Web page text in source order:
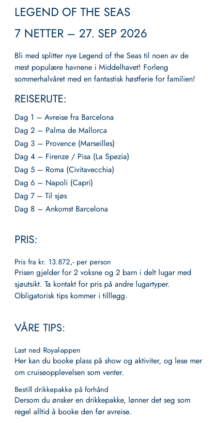
LEGEND OF THE SEAS
7 NETTER – 27. SEP 2026
Bli med splitter nye Legend of the Seas til noen av de
mest populære havnene i Middelhavet! Forleng
sommerhalvåret med en fantastisk høstferie for familien!
REISERUTE:
Dag 1 – Avreise fra Barcelona
Dag 2 – Palma de Mallorca
Dag 3 – Provence (Marseilles)
Dag 4 – Firenze / Pisa (La Spezia)
Dag 5 – Roma (Civitavecchia)
Dag 6 – Napoli (Capri)
Dag 7 – Til sjøs
Dag 8 – Ankomst Barcelona
PRIS:
Pris fra kr. 13.872,- per person
Prisen gjelder for 2 voksne og 2 barn i delt lugar med
sjøutsikt. Ta kontakt for pris på andre lugartyper.
Obligatorisk tips kommer i tilllegg.
VÅRE TIPS:
Last ned Royal-appen
Her kan du booke plass på show og aktiviter, og lese mer
om cruiseopplevelsen som venter.
Bestill drikkepakke på forhånd
Dersom du ønsker en drikkepakke, lønner det seg som
regel alltid å booke den før avreise.